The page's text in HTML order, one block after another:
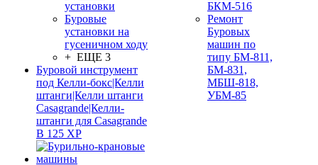
установки
Буровые
установки на
гусеничном ходу
+ ЕЩЕ 3
Буровой инструмент
под Келли-бокс|Келли
штанги|Келли штанги
Casagrande|Келли-
штанги для Casagrande
B 125 XP
БКМ-516
Ремонт
Буровых
машин по
типу БМ-811,
БМ-831,
МБШ-818,
УБМ-85